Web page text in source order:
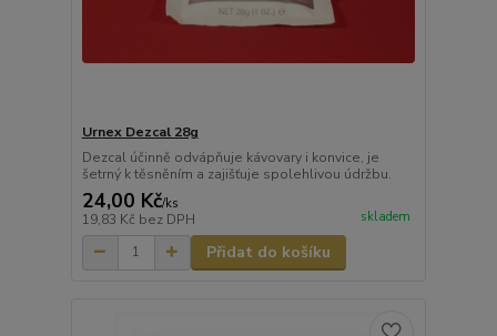
Urnex Dezcal 28g
Dezcal účinně odvápňuje kávovary i konvice, je
šetrný k těsněním a zajišťuje spolehlivou údržbu.
24,00 Kč/ks
19,83 Kč bez DPH skladem
Přidat do košíku